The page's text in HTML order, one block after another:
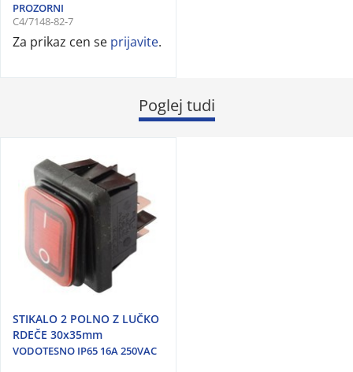
PROZORNI
C4/7148-82-7
Za prikaz cen se prijavite.
Poglej tudi
STIKALO 2 POLNO Z LUČKO
RDEČE 30x35mm
VODOTESNO IP65 16A 250VAC